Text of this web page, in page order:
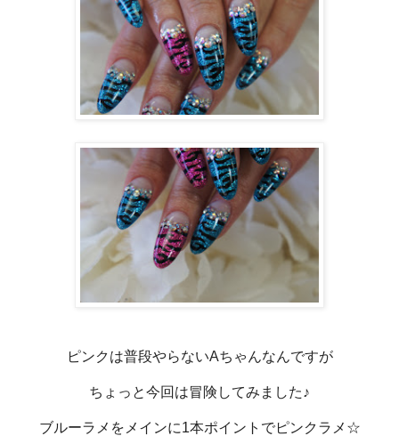
ピンクは普段やらないAちゃんなんですが
ちょっと今回は冒険してみました♪
ブルーラメをメインに1本ポイントでピンクラメ☆